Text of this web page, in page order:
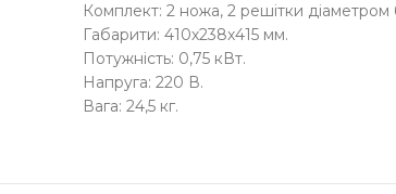
Комплект: 2 ножа, 2 решітки
Габарити: 410х238х415 мм.
Потужність: 0,75 кВт.
Напруга: 220 В.
Вага: 24,5 кг.